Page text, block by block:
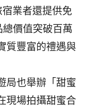
業者還提供免
價值突破百萬
質豐富的禮遇與
局也舉辦「甜蜜
現場拍攝甜蜜合